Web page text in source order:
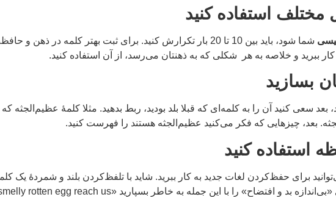
شما شود، باید بین 10 تا 20 بار تکرارش کنید. برای ثبت بهتر
کار ببرید و خلاصه به هر شکلی که به ذهنتان می‌رسد، از آن استفاده کنید.
بعد سعی کنید آن را به کلمه‌ای که قبلا بلد بودید، ربط بدهید. مثلا کلمۀ
بعد، چیزهایی که فکر می‌کنید عظیم‌الجثه هستند را فهرست کنید.
برای حفظ‌کردن لغات جدید به کار ببرید. شاید با تلفظ‌کردن بلند و شمردۀ یک